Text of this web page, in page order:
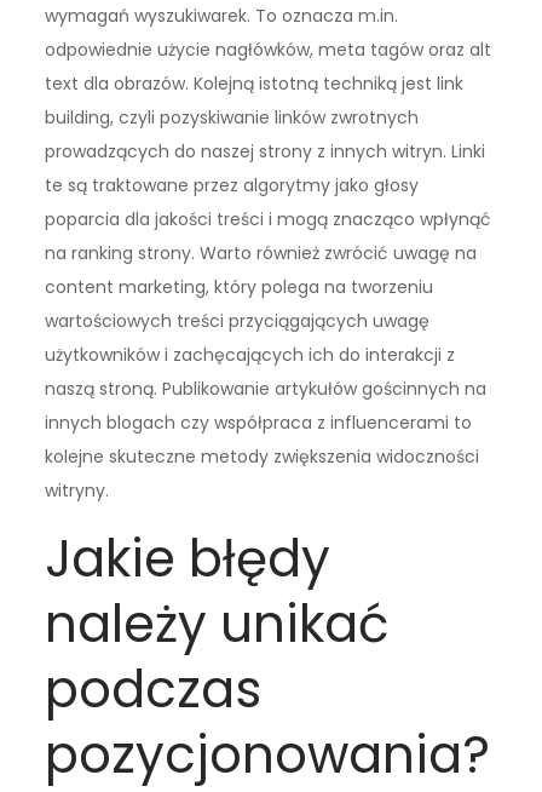
wymagań wyszukiwarek. To oznacza m.in.
odpowiednie użycie nagłówków, meta tagów oraz alt
text dla obrazów. Kolejną istotną techniką jest link
building, czyli pozyskiwanie linków zwrotnych
prowadzących do naszej strony z innych witryn. Linki
te są traktowane przez algorytmy jako głosy
poparcia dla jakości treści i mogą znacząco wpłynąć
na ranking strony. Warto również zwrócić uwagę na
content marketing, który polega na tworzeniu
wartościowych treści przyciągających uwagę
użytkowników i zachęcających ich do interakcji z
naszą stroną. Publikowanie artykułów gościnnych na
innych blogach czy współpraca z influencerami to
kolejne skuteczne metody zwiększenia widoczności
witryny.
Jakie błędy
należy unikać
podczas
pozycjonowania?